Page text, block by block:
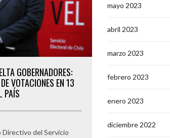
GOBERNADORES:
VOTACIONES EN 13
PAÍS
del Servicio
mayo 2023
abril 2023
marzo 2023
febrero 2023
enero 2023
diciembre 2022